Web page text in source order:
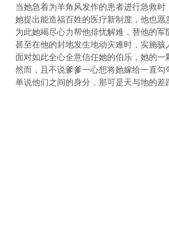
当她急着为羊角风发作的患者进行急救时
她提出能造福百姓的医疗新制度，他也愿
为此她竭尽心力帮他排忧解难，替他的军
甚至在他的封地发生地动灾难时，实施骇
面对如此全心全意信任她的伯乐，她的一
然而，且不说爹爹一心想将她嫁给一直勾
单说他们之间的身分，那可是天与地的